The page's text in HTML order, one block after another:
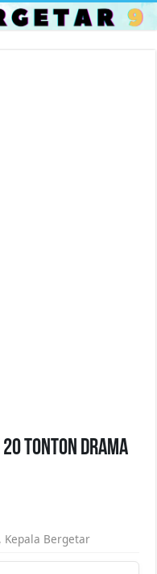
20 Tonton Drama
, Kepala Bergetar